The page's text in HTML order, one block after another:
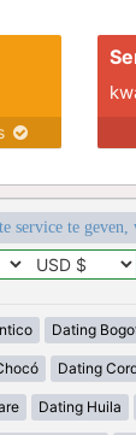
service te
Dating
Dating
Dating Huila